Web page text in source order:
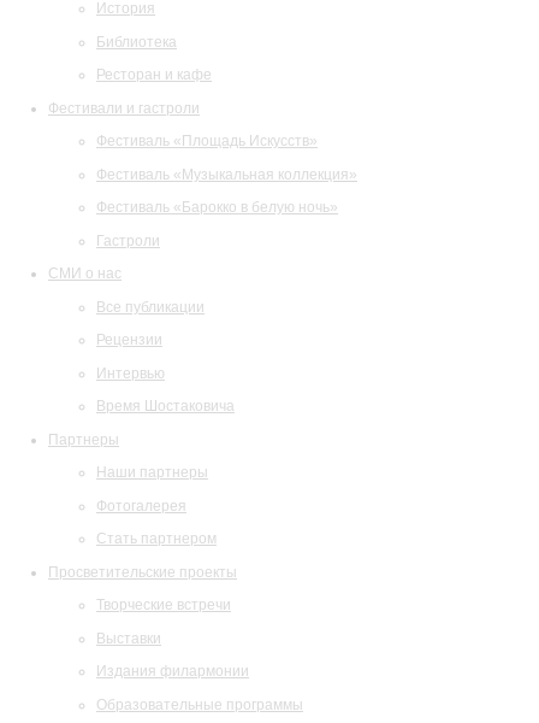
История
Библиотека
Ресторан и кафе
Фестивали и гастроли
Фестиваль «Площадь Искусств»
Фестиваль «Музыкальная коллекция»
Фестиваль «Барокко в белую ночь»
Гастроли
СМИ о нас
Все публикации
Рецензии
Интервью
Время Шостаковича
Партнеры
Наши партнеры
Фотогалерея
Стать партнером
Просветительские проекты
Творческие встречи
Выставки
Издания филармонии
Образовательные программы